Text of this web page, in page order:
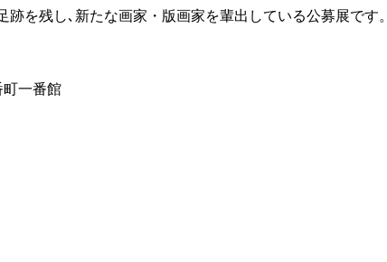
を残し､新たな画家・版画家を輩出している公募展です。
町一番館